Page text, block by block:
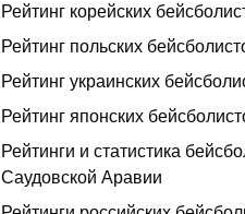
Рейтинг корейских
Рейтинг польских
Рейтинг украинских
Рейтинг японских
Рейтинги и статистика
Саудовской Аравии